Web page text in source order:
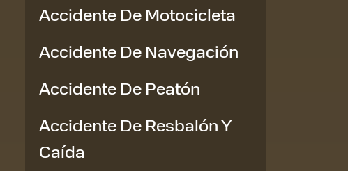
Accidente De Motocicleta
Accidente De Navegación
Accidente De Peatón
Accidente De Resbalón Y
Caída